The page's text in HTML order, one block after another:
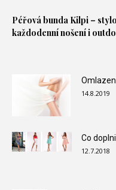
Péřová bunda Kilpi –
každodenní nošení i
14.8.2019
Co
12.7.2018